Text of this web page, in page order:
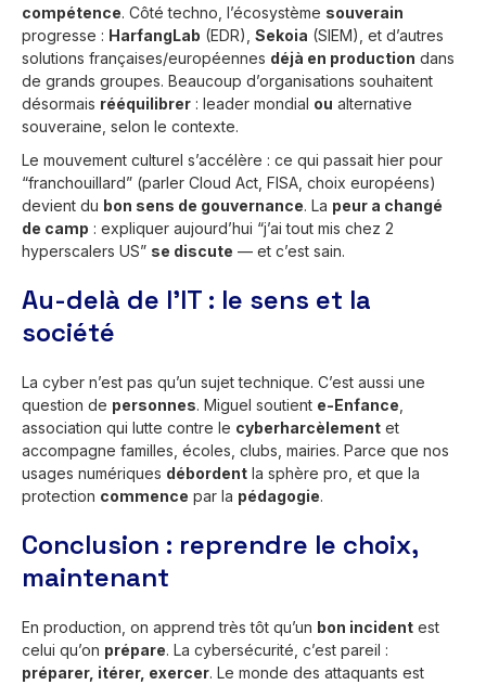
compétence. Côté techno, l’écosystème souverain
progresse : HarfangLab (EDR), Sekoia (SIEM), et d’autres
solutions françaises/européennes déjà en production dans
de grands groupes. Beaucoup d’organisations souhaitent
désormais rééquilibrer : leader mondial ou alternative
souveraine, selon le contexte.
Le mouvement culturel s’accélère : ce qui passait hier pour
“franchouillard” (parler Cloud Act, FISA, choix européens)
devient du bon sens de gouvernance. La peur a changé
de camp : expliquer aujourd’hui “j’ai tout mis chez 2
hyperscalers US” se discute — et c’est sain.
Au-delà de l’IT : le sens et la
société
La cyber n’est pas qu’un sujet technique. C’est aussi une
question de personnes. Miguel soutient e-Enfance
association qui lutte contre le cyberharcèlement et
accompagne familles, écoles, clubs, mairies. Parce que nos
usages numériques débordent la sphère pro, et que la
protection commence par la pédagogie.
Conclusion : reprendre le choix,
maintenant
En production, on apprend très tôt qu’un bon incident est
celui qu’on prépare. La cybersécurité, c’est pareil :
préparer, itérer, exercer. Le monde des attaquants est